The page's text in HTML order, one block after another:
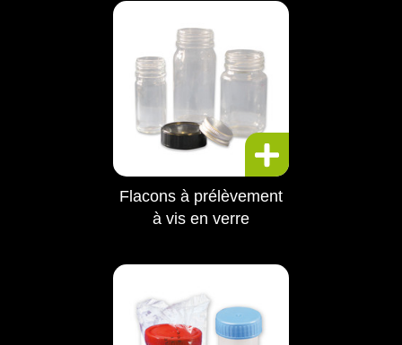
Flacons à prélèvement
à vis en verre